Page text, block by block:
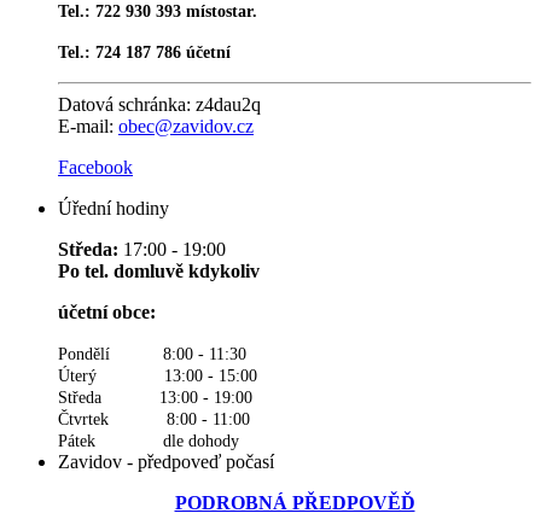
Tel.: 722 930 393 místostar.
Tel.: 724 187 786 účetní
Datová schránka: z4dau2q
E-mail: obec@zavidov.cz
Facebook
Úřední hodiny
Středa: 17:00 - 19:00
Po tel. domluvě kdykoliv
účetní obce:
Pondělí 8:00 - 11:30
Úterý 13:00 - 15:00
Středa 13:00 - 19:00
Čtvrtek 8:00 - 11:00
Pátek dle dohody
Zavidov - předpoveď počasí
PODROBNÁ PŘEDPOVĚĎ